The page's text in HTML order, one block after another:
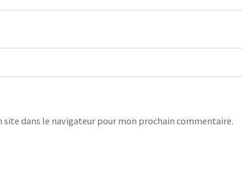
dans le navigateur pour mon prochain commentaire.